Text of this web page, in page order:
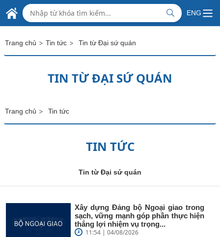
Skip to Main Content
ĐẠI SỨ QUÁN VIỆT NAM
TẠI IXRAEN
ENG
Trang chủ > Tin tức > Tin từ Đại sứ quán
TIN TỪ ĐẠI SỨ QUÁN
Trang chủ > Tin tức
TIN TỨC
Tin từ Đại sứ quán
Xây dựng Đảng bộ Ngoại giao trong
sạch, vững mạnh góp phần thực hiện
thắng lợi nhiệm vụ trọng...
11:54 | 04/08/2026